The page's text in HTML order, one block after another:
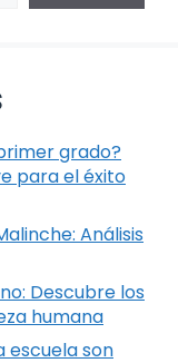
grado?
para el éxito
Análisis
Descubre los
humana
escuela son